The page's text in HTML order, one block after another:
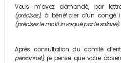
Vous m’avez demandé, par
(précisez), à bénéficier d’un congé
(précisez le motif invoqué par le salarié).
Après consultation du comité
personnel), je pense que votre